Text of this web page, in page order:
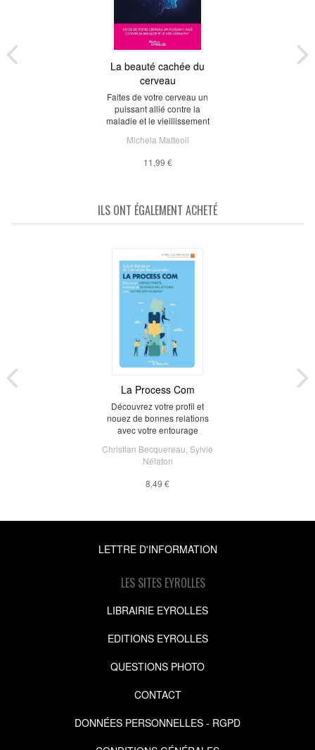
La beauté cachée du
cerveau
Faites de votre cerveau un
puissant allié contre la
maladie et le vieillissement
Michela Matteoli
11,99 €
ILS ONT ÉGALEMENT ACHETÉ
La Process Com
Découvrez votre profil et
nouez de bonnes relations
avec votre entourage
Christian Becquereau,Sylvie
Nélaton
8,49 €
LETTRE D'INFORMATION
LES SITES EYROLLES
LIBRAIRIE EYROLLES
EDITIONS EYROLLES
QUESTIONS PHOTO
CONTACT
DONNÉES PERSONNELLES - RGPD